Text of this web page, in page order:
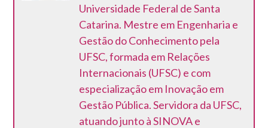
Universidade Federal de Santa
Catarina. Mestre em Engenharia e
Gestão do Conhecimento pela
UFSC, formada em Relações
Internacionais (UFSC) e com
especialização em Inovação em
Gestão Pública. Servidora da UFSC,
atuando junto à SINOVA e